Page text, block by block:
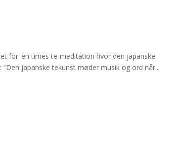
for ‘en times te-meditation hvor den japanske
japanske tekunst møder musik og ord når...